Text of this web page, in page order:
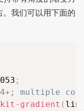
我们可以用下面的
;
multiple
gradient (